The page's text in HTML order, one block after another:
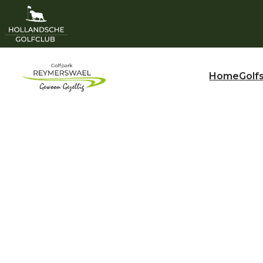
Home